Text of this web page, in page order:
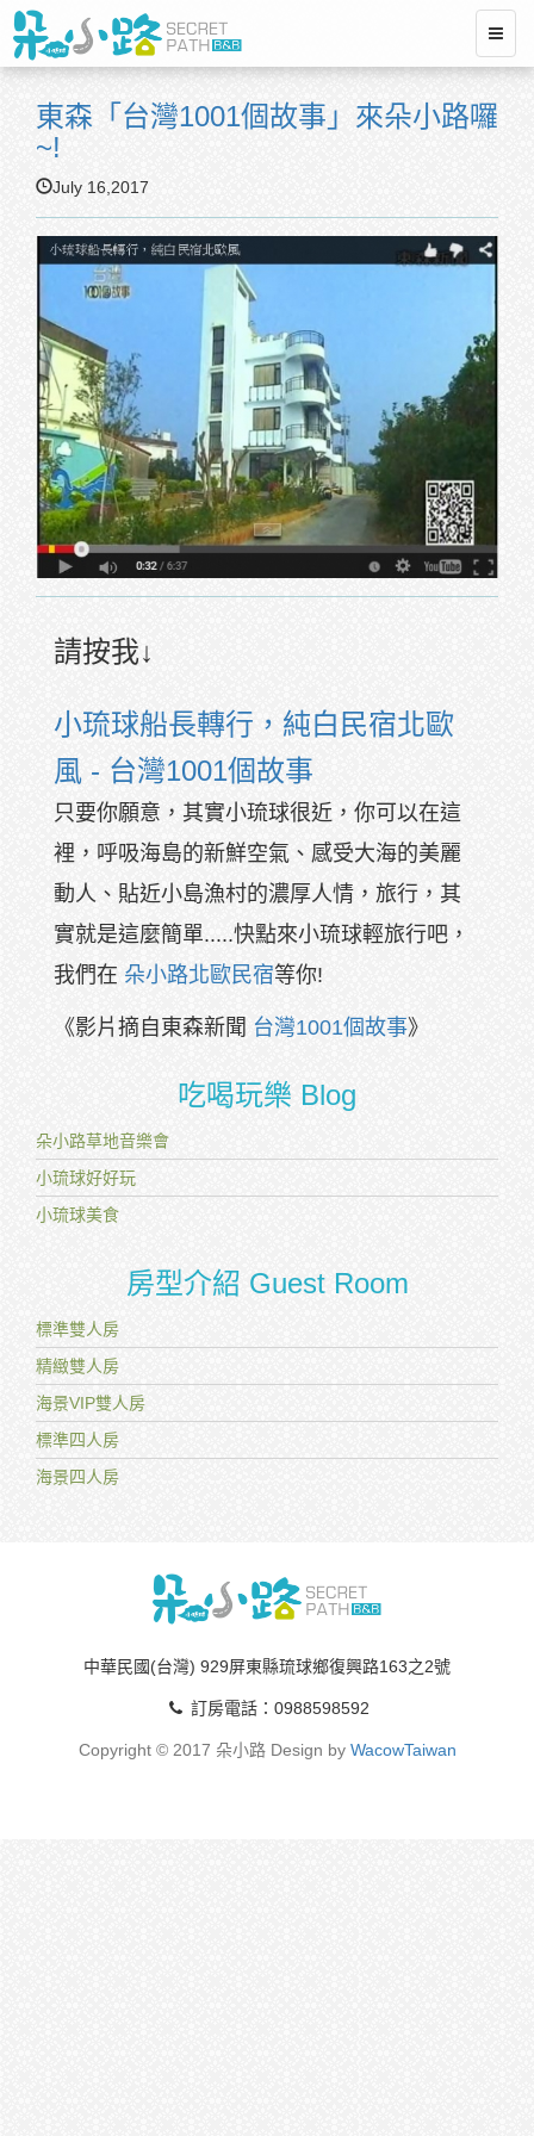
東森「台灣1001個故事」來朵小路囉
~!
July 16,2017
請按我↓
小琉球船長轉行，純白民宿北歐
風 - 台灣1001個故事
只要你願意，其實小琉球很近，你可以在這
裡，呼吸海島的新鮮空氣、感受大海的美麗
動人、貼近小島漁村的濃厚人情，旅行，其
實就是這麼簡單.....快點來小琉球輕旅行吧，
我們在 朵小路北歐民宿等你!
《影片摘自東森新聞 台灣1001個故事》
吃喝玩樂 Blog
朵小路草地音樂會
小琉球好好玩
小琉球美食
房型介紹 Guest Room
標準雙人房
精緻雙人房
海景VIP雙人房
標準四人房
海景四人房
中華民國(台灣) 929屏東縣琉球鄉復興路163之2號
訂房電話：0988598592
Copyright © 2017 朵小路 Design by WacowTaiwan